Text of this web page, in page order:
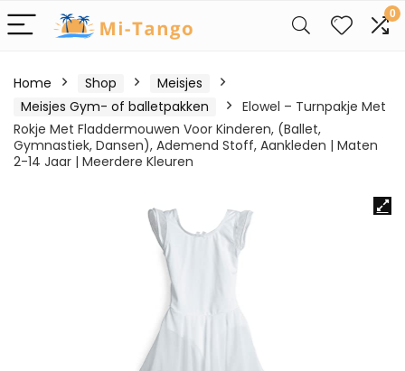
0
Home Shop
Meisjes
Meisjes Gym- of balletpakken
Elowel – Turnpakje Met
Rokje Met Fladdermouwen Voor Kinderen, (Ballet,
Gymnastiek, Dansen), Ademend Stoff, Aankleden | Maten
2-14 Jaar | Meerdere Kleuren